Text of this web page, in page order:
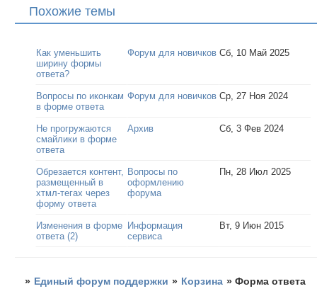
Похожие темы
Как уменьшить
ширину формы
ответа?
Форум для новичков Сб, 10 Май 2025
Вопросы по иконкам
в форме ответа
Форум для новичков Ср, 27 Ноя 2024
Не прогружаются
смайлики в форме
ответа
Архив Сб, 3 Фев 2024
Обрезается контент,
размещенный в
хтмл-тегах через
форму ответа
Вопросы по
оформлению
форума
Пн, 28 Июл 2025
Изменения в форме
ответа (2)
Информация
сервиса
Вт, 9 Июн 2015
» Единый форум поддержки » Корзина »Форма ответа